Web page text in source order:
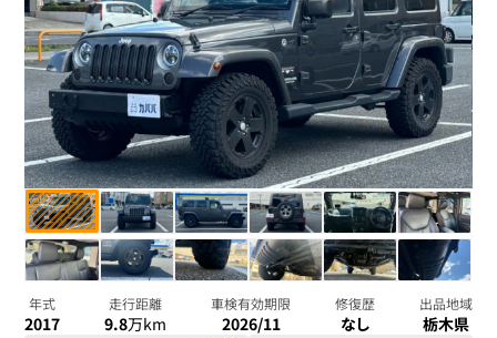
年式
2017
走行距離
9.8万km
車検有効期限
2026/11
修復歴
なし
出品地域
栃木県